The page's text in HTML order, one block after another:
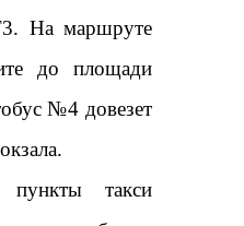
На маршруте
до площади
№4 довезет
пункты такси